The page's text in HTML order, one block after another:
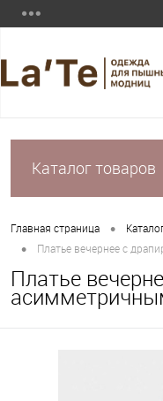
Каталог товаров
Главная страница •
• Платье вечернее с
Платье